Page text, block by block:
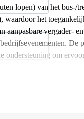
lopen) van het bus-/
het
aanpasbare vergader-
De
ondersteuning om